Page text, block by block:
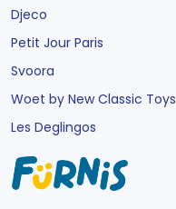
Djeco
Petit Jour Paris
Svoora
Woet by New Classic Toys
Les Deglingos